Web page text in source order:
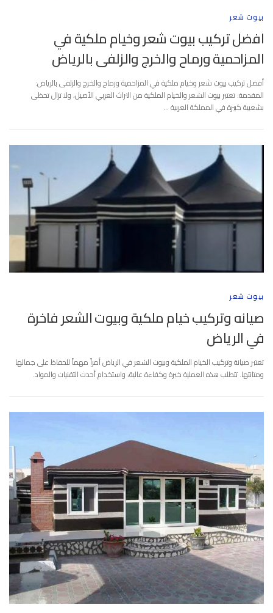
بيوت شعر
افضل تركيب بيوت شعر وخيام ملكية في
المزاحمية ورماح والخرج والزلفى بالرياض
أفضل تركيب بيوت شعر وخيام ملكية في المزاحمية ورماح والخرج والزلفى بالرياض:
المقدمة: تعتبر بيوت الشعر والخيام الملكية من التراث العربي الأصيل، ولا تزال تحظى
بشعبية كبيرة في المملكة العربية …
بيوت شعر
صيانه وتركيب خيام ملكية وبيوت الشعر فاخرة
في الرياض
تعتبر صيانة وتركيب الخيام الملكية وبيوت الشعر في الرياض أمراً مهماً للحفاظ على جمالها
ومتانتها. تتطلب هذه العملية خبرة وكفاءة عالية، واستخدام أحدث التقنيات والمواد.